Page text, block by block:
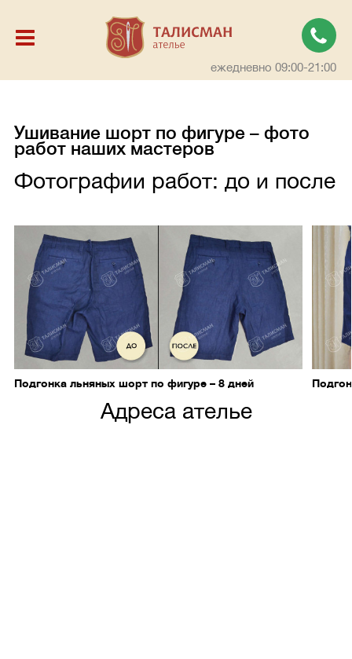
ежедневно 09:00-21:00
Ушивание шорт по фигуре – фото
работ наших мастеров
Фотографии работ: до и после
Подгонка льняных шорт по фигуре – 8 дней
Адреса ателье